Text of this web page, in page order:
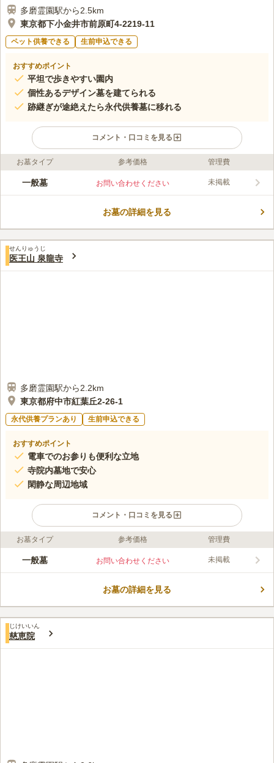
多磨霊園駅から2.5km
東京都下小金井市前原町4-2219-11
ペット供養できる 生前申込できる
おすすめポイント
平坦で歩きやすい園内
個性あるデザイン墓を建てられる
跡継ぎが途絶えたら永代供養墓に移れる
コメント・口コミを見る
ライフドット編集部のコメント
浄土真宗本願寺派 寿光山 正行寺は、都立「多磨霊園」の西隣に
す。穏やかな気持ちで故人との時間を過ごせるでしょう。霊園か
口コミ評価
この霊園はまだ誰からも評価されていません。
お墓タイプ 参考価格 管理費
一般墓 お問い合わせください 未掲載
お墓の詳細を見る
せんりゅうじ
医王山 泉龍寺
多磨霊園駅から2.2km
東京都府中市紅葉丘2-26-1
永代供養プランあり 生前申込できる
おすすめポイント
電車でのお参りも便利な立地
寺院内墓地で安心
閑静な周辺地域
コメント・口コミを見る
ライフドット編集部のコメント
泉龍寺は、1471年に開創された天台宗の寺院です。 年間を通し
豊かな環境で季節の移ろいを楽しめます。 住宅地にある墓地で
口コミ評価
この霊園はまだ誰からも評価されていません。
お墓タイプ 参考価格 管理費
一般墓 お問い合わせください 未掲載
お墓の詳細を見る
じけいいん
慈恵院